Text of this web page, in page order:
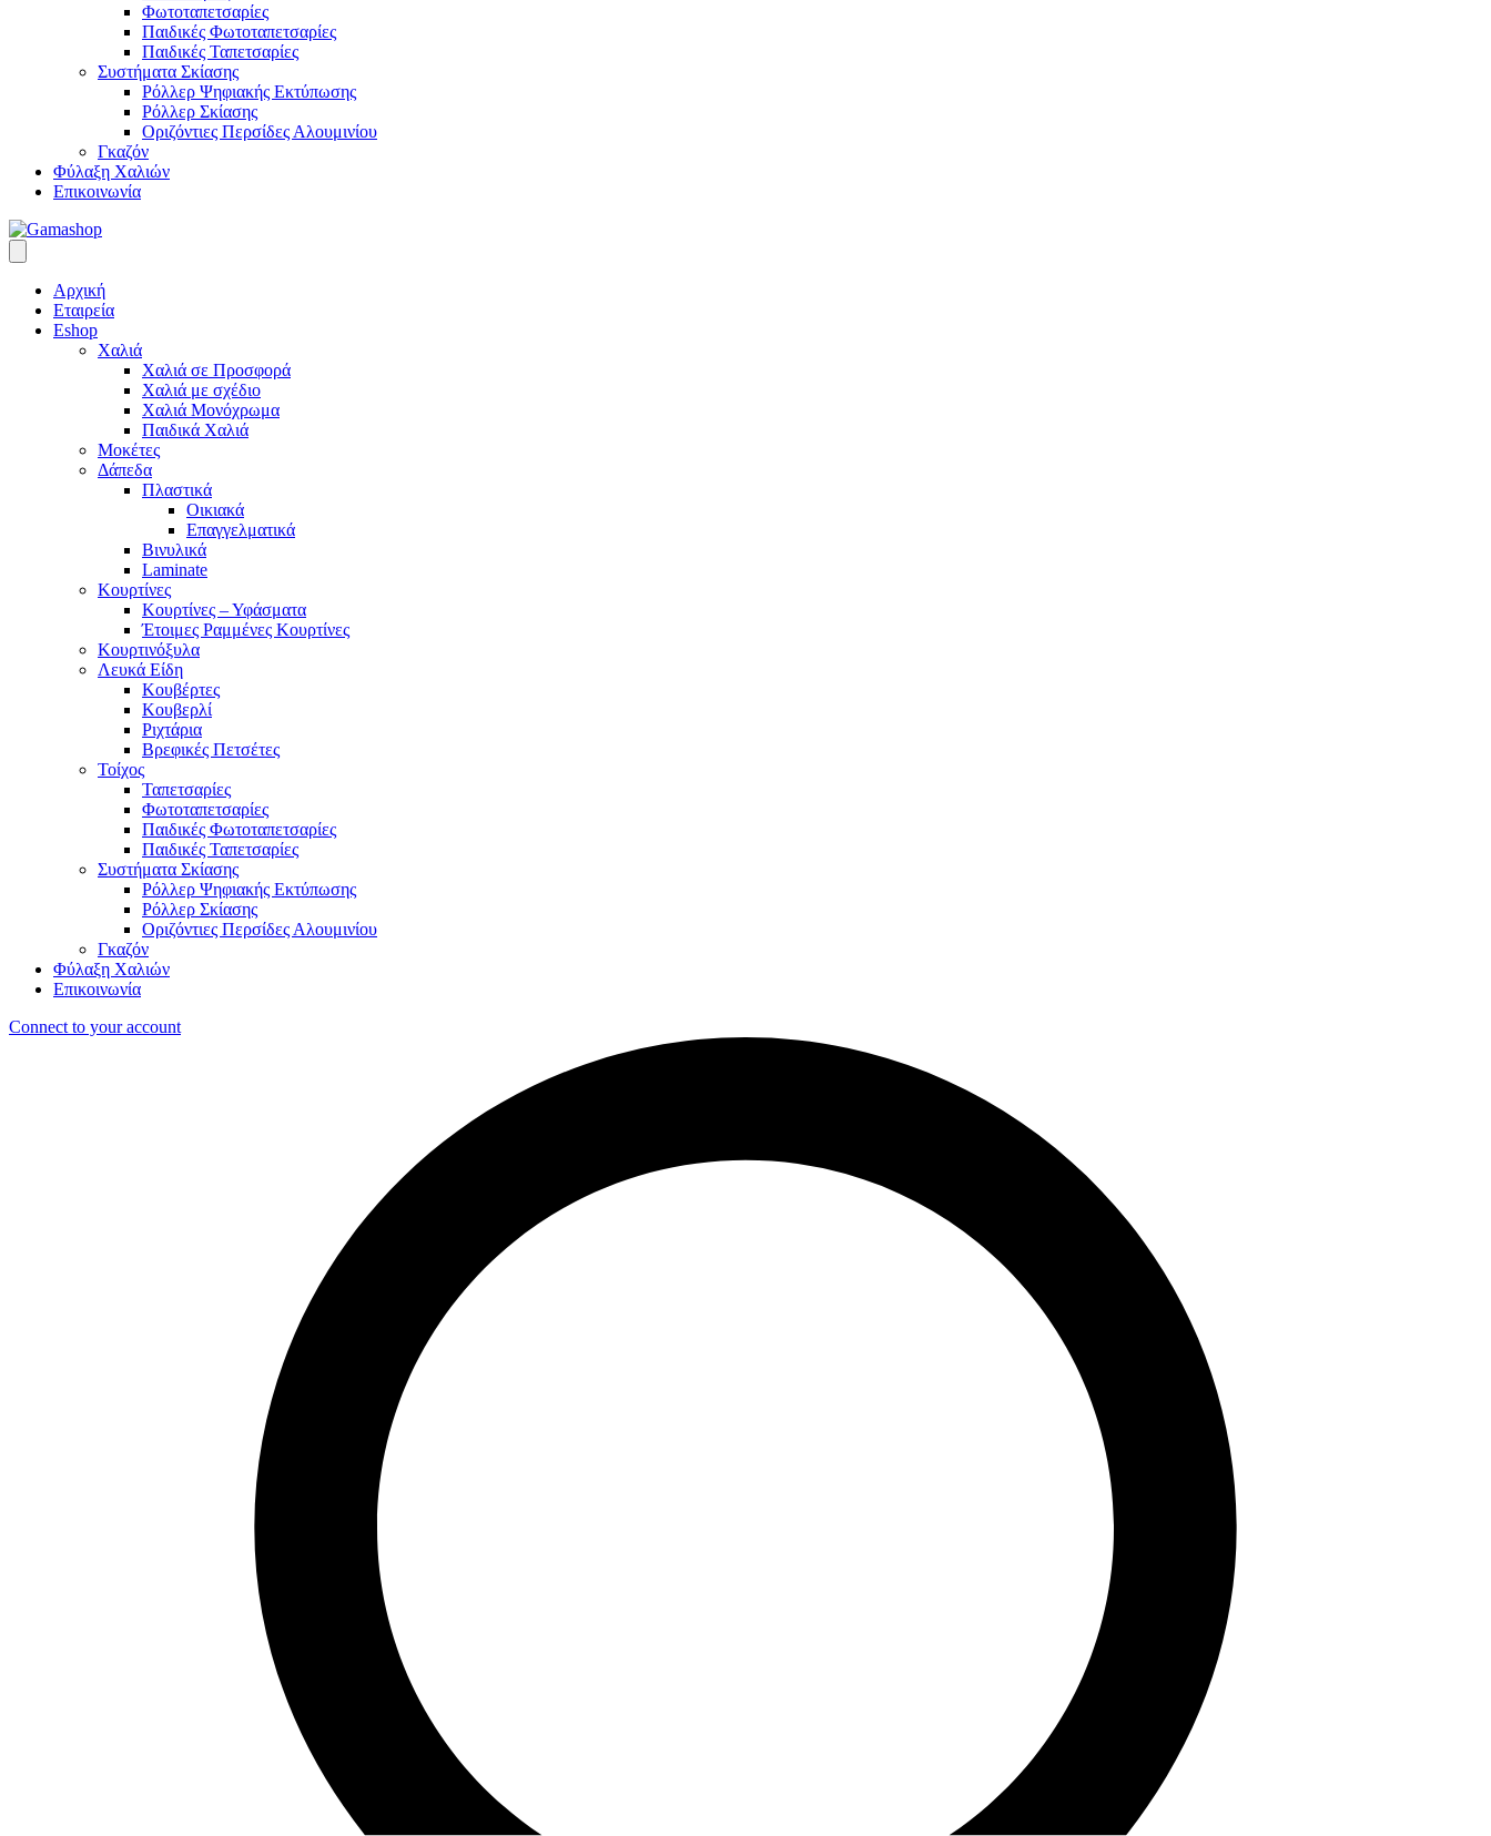
Φωτοταπετσαρίες
Παιδικές Φωτοταπετσαρίες
Παιδικές Ταπετσαρίες
Συστήματα Σκίασης
Ρόλλερ Ψηφιακής Εκτύπωσης
Ρόλλερ Σκίασης
Οριζόντιες Περσίδες Αλουμινίου
Γκαζόν
Φύλαξη Χαλιών
Επικοινωνία
Αρχική
Εταιρεία
Eshop
Χαλιά
Χαλιά σε Προσφορά
Χαλιά με σχέδιο
Χαλιά Μονόχρωμα
Παιδικά Χαλιά
Μοκέτες
Δάπεδα
Πλαστικά
Οικιακά
Επαγγελματικά
Βινυλικά
Laminate
Κουρτίνες
Κουρτίνες – Υφάσματα
Έτοιμες Ραμμένες Κουρτίνες
Κουρτινόξυλα
Λευκά Είδη
Κουβέρτες
Κουβερλί
Ριχτάρια
Βρεφικές Πετσέτες
Τοίχος
Ταπετσαρίες
Φωτοταπετσαρίες
Παιδικές Φωτοταπετσαρίες
Παιδικές Ταπετσαρίες
Συστήματα Σκίασης
Ρόλλερ Ψηφιακής Εκτύπωσης
Ρόλλερ Σκίασης
Οριζόντιες Περσίδες Αλουμινίου
Γκαζόν
Φύλαξη Χαλιών
Επικοινωνία
Connect to your account